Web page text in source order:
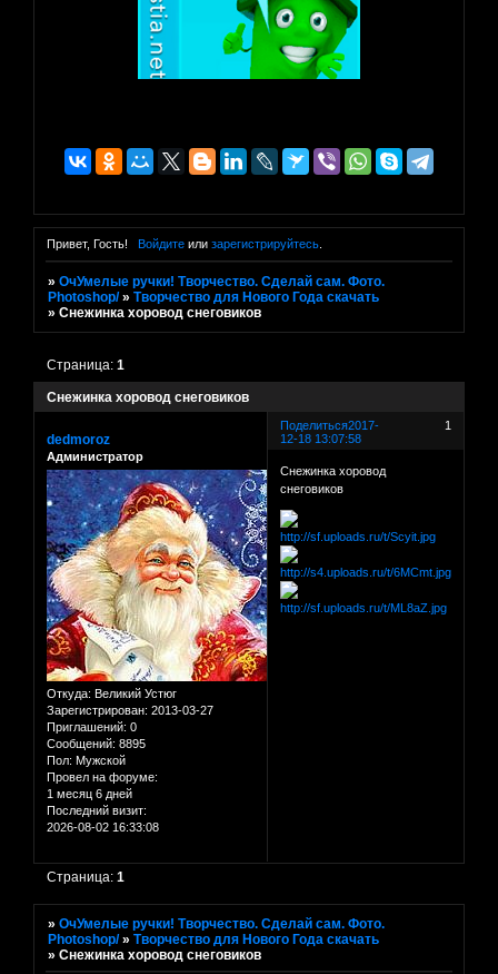
Привет, Гость! Войдитеили зарегистрируйтесь.
»ОчУмелые ручки! Творчество. Сделай сам. Фото.
Photoshop/ »Творчество для Нового Года скачать
»Снежинка хоровод снеговиков
Снежинка хоровод снеговиков
Страница:1
Поделиться 1
2017-
12-18 13:07:58
dedmoroz
Администратор
Откуда: Великий Устюг
Зарегистрирован: 2013-03-27
Приглашений: 0
Сообщений: 8895
Пол: Мужской
Провел на форуме:
1 месяц 6 дней
Последний визит:
2026-08-02 16:33:08
Снежинка хоровод
снеговиков
Страница:1
»ОчУмелые ручки! Творчество. Сделай сам. Фото.
Photoshop/ »Творчество для Нового Года скачать
»Снежинка хоровод снеговиков